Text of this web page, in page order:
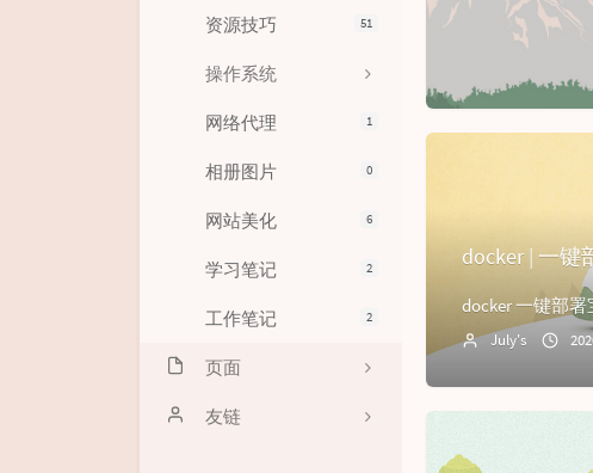
51
资源技巧
操作系统
1
网络代理
0
相册图片
6
网站美化
2
学习笔记
2
工作笔记
页面
时光机
友链
docker | 一键
July's